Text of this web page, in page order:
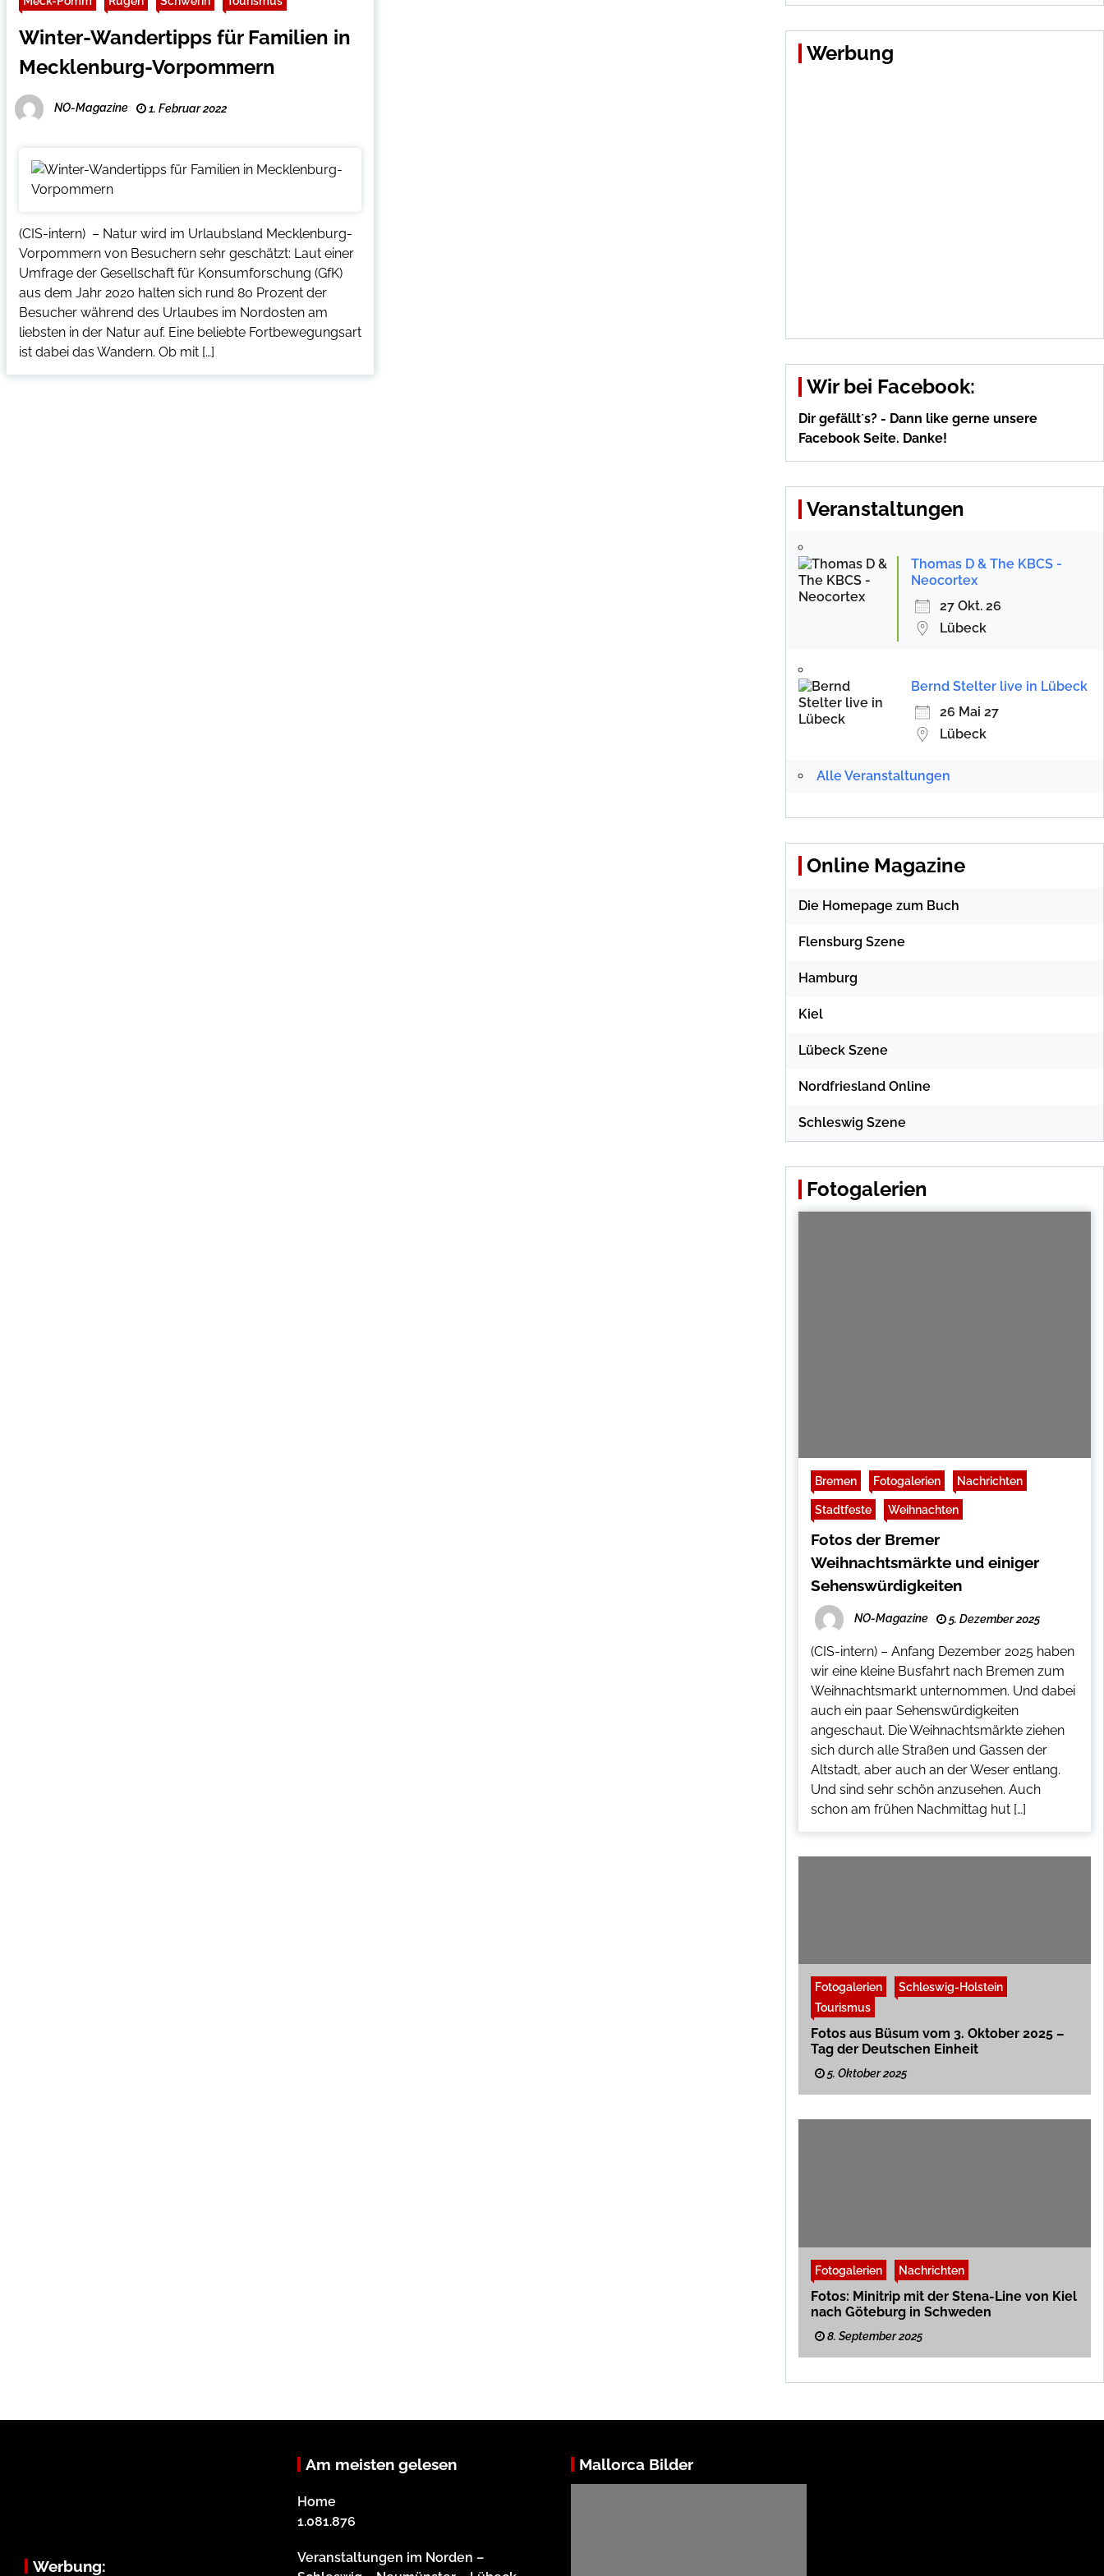
Winter-Wandertipps für Familien in
Mecklenburg-Vorpommern
NO-Magazine 1. Februar 2022
(CIS-intern) – Natur wird im Urlaubsland Mecklenburg-
Vorpommern von Besuchern sehr geschätzt: Laut einer
Umfrage der Gesellschaft für Konsumforschung (GfK)
aus dem Jahr 2020 halten sich rund 80 Prozent der
Besucher während des Urlaubes im Nordosten am
liebsten in der Natur auf. Eine beliebte Fortbewegungsart
ist dabei das Wandern. Ob mit […]
Werbung
Wir bei Facebook:
Dir gefällt´s? - Dann like gerne unsere
Facebook Seite. Danke!
Veranstaltungen
Thomas D & The KBCS -
Neocortex
27 Okt. 26
Lübeck
Bernd Stelter live in Lübeck
26 Mai 27
Lübeck
Alle Veranstaltungen
Online Magazine
Die Homepage zum Buch
Flensburg Szene
Hamburg
Kiel
Lübeck Szene
Nordfriesland Online
Schleswig Szene
Fotogalerien
Bremen Fotogalerien Nachrichten
Stadtfeste Weihnachten
Fotos der Bremer
Weihnachtsmärkte und einiger
Sehenswürdigkeiten
NO-Magazine 5. Dezember 2025
(CIS-intern) – Anfang Dezember 2025 haben
wir eine kleine Busfahrt nach Bremen zum
Weihnachtsmarkt unternommen. Und dabei
auch ein paar Sehenswürdigkeiten
angeschaut. Die Weihnachtsmärkte ziehen
sich durch alle Straßen und Gassen der
Altstadt, aber auch an der Weser entlang.
Und sind sehr schön anzusehen. Auch
schon am frühen Nachmittag hut […]
Fotogalerien
Schleswig-Holstein
Tourismus
Fotos aus Büsum vom 3. Oktober 2025 –
Tag der Deutschen Einheit
5. Oktober 2025
Fotogalerien Nachrichten
Fotos: Minitrip mit der Stena-Line von Kiel
nach Göteburg in Schweden
8. September 2025
Werbung:
Am meisten gelesen
Home
1.081.876
Veranstaltungen im Norden –
Mallorca Bilder